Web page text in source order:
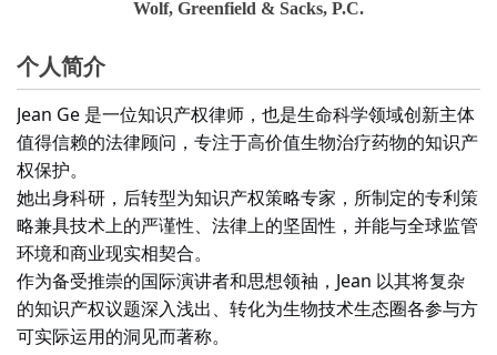
Wolf, Greenfield & Sacks, P.C.
个人简介
Jean Ge 是一位知识产权律师，也是生命科学领域创新主体
值得信赖的法律顾问，专注于高价值生物治疗药物的知识产
权保护。
她出身科研，后转型为知识产权策略专家，所制定的专利策
略兼具技术上的严谨性、法律上的坚固性，并能与全球监管
环境和商业现实相契合。
作为备受推崇的国际演讲者和思想领袖，Jean 以其将复杂
的知识产权议题深入浅出、转化为生物技术生态圈各参与方
可实际运用的洞见而著称。